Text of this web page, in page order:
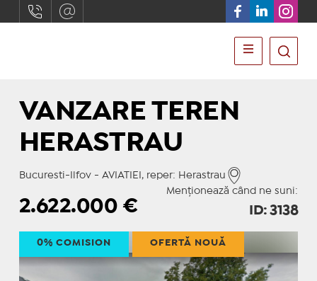
VANZARE TEREN
HERASTRAU
Bucuresti-Ilfov - AVIATIEI, reper: Herastrau
Menționează când ne suni:
2.622.000 € ID: 3138
0% COMISION OFERTĂ NOUĂ